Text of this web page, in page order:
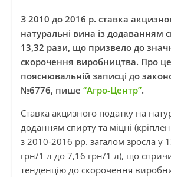
З 2010 до 2016 р. ставка
натуральні вина із додаванням
13,32 рази, що призвело до
скорочення виробництва. Про
пояснювальній записці до
№6776, пише “Агро-Центр”.
Ставка акцизного податку на
доданням спирту та міцні
з 2010-2016 рр. загалом зросла у
грн/1 л до 7,16 грн/1 л), що
тенденцію до скорочення